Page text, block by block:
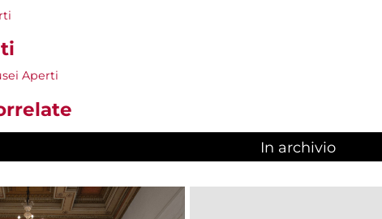
Aperti
In archivio